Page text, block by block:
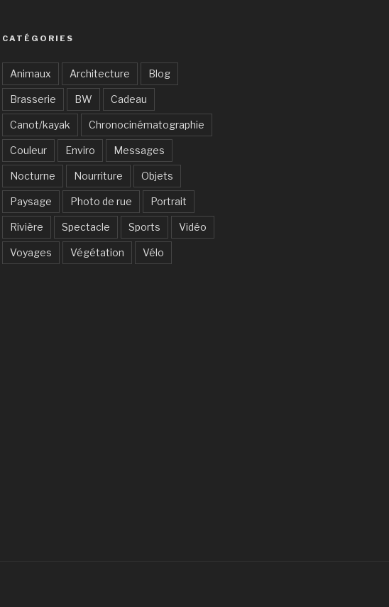
CATÉGORIES
Animaux Architecture Blog
Brasserie BW Cadeau
Canot/kayak Chronocinématographie
Couleur Enviro Messages
Nocturne Nourriture Objets
Paysage Photo de rue Portrait
Rivière Spectacle Sports Vidéo
Voyages Végétation Vélo